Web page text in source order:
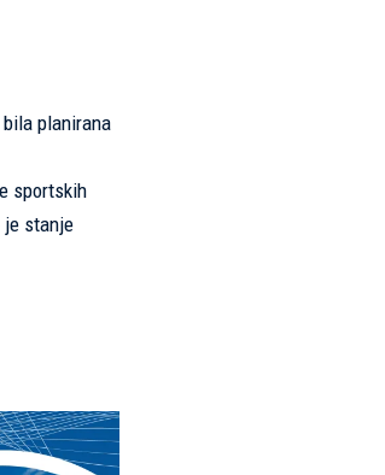
planirana
sportskih
je stanje